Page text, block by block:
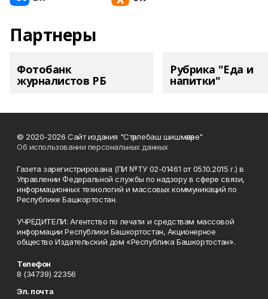
Партнеры
Фотобанк
журналистов РБ
Рубрика "Еда и
напитки"
© 2020-2026 Сайт издания "Стәрлебаш шишмәләре"
Об использовании персональных данных
Газета зарегистрирована (ПИ №ТУ 02-01461 от 05.10.2015 г.) в
Управлении Федеральной службы по надзору в сфере связи,
информационных технологий и массовых коммуникаций по
Республике Башкортостан.
УЧРЕДИТЕЛИ: Агентство по печати и средствам массовой
информации Республики Башкортостан, Акционерное
общество Издательский дом «Республика Башкортостан».
Телефон
8 (34739) 22356
Эл. почта